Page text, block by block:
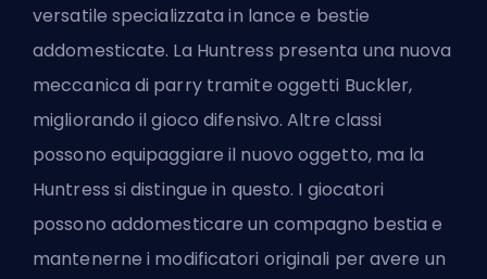
versatile specializzata in lance e bestie
addomesticate. La Huntress presenta una nuova
meccanica di parry tramite oggetti Buckler,
migliorando il gioco difensivo. Altre classi
possono equipaggiare il nuovo oggetto, ma la
Huntress si distingue in questo. I giocatori
possono addomesticare un compagno bestia e
mantenerne i modificatori originali per avere un